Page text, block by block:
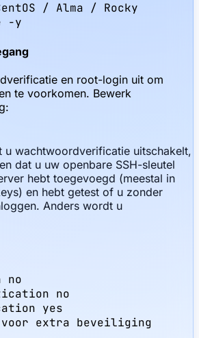
/ Alma / Rocky
-y
en root-login uit om
te voorkomen. Bewerk
u wachtwoordverificatie uitschakelt,
dat u uw openbare SSH-sleutel
hebt toegevoegd (meestal in
en hebt getest of u zonder
Anders wordt u
no
no
yes
extra beveiliging